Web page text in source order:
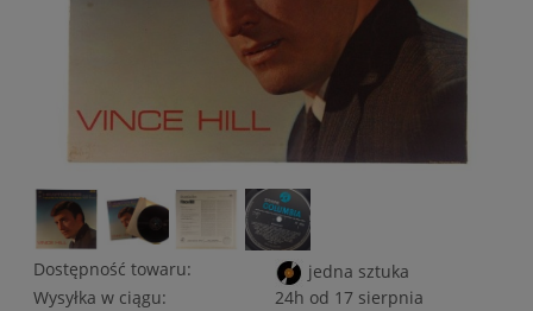
Dostępność towaru:
jedna sztuka
Wysyłka w ciągu:
24h od 17 sierpnia